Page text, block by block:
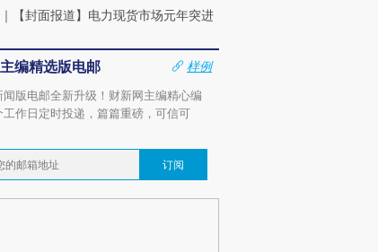
｜ 【封面报道】电力现货市场元年突进
编精选版电邮
样例
闻版电邮全新升级！财新网主编精心编
工作日定时投递，篇篇重磅，可信可
订阅